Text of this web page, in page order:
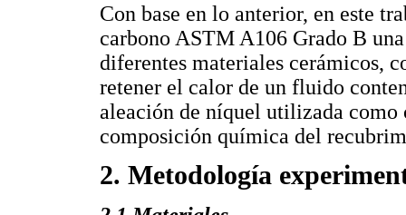
Con base en lo anterior, en este
carbono ASTM A106 Grado B
diferentes materiales cerámicos,
retener el calor de un fluido
aleación de níquel utilizada como
composición química del
2. Metodología